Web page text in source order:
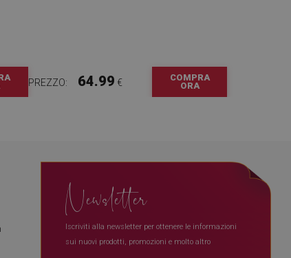
PREZZO: 64.99 €
COMPRA
ORA
Newsletter
Iscriviti alla newsletter per ottenere le informazioni
sui nuovi prodotti, promozioni e molto altro